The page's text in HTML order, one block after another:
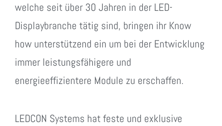
welche seit über 30 Jahren in der LED-
Displaybranche tätig sind, bringen ihr Know
how unterstützend ein um bei der Entwicklung
immer leistungsfähigere und
energieeffizientere Module zu erschaffen.
LEDCON Systems hat feste und exklusive